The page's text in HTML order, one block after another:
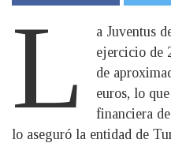
L
a Juventus
ejercicio de
de
euros, lo
financiera
lo aseguró la entidad de